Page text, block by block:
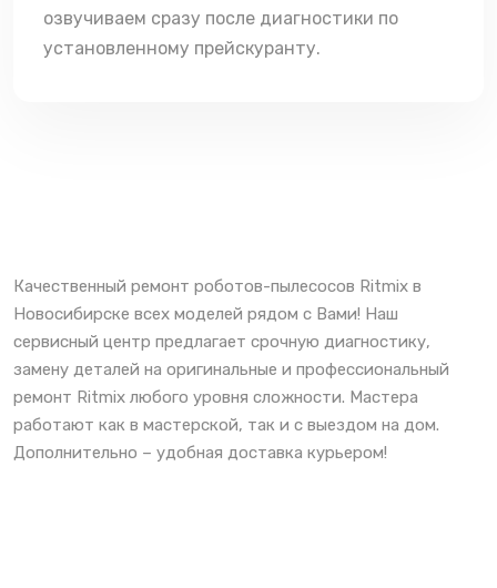
озвучиваем сразу после диагностики по
установленному прейскуранту.
Качественный ремонт роботов-пылесосов Ritmix в
Новосибирске всех моделей рядом с Вами! Наш
сервисный центр предлагает срочную диагностику,
замену деталей на оригинальные и профессиональный
ремонт Ritmix любого уровня сложности. Мастера
работают как в мастерской, так и с выездом на дом.
Дополнительно – удобная доставка курьером!